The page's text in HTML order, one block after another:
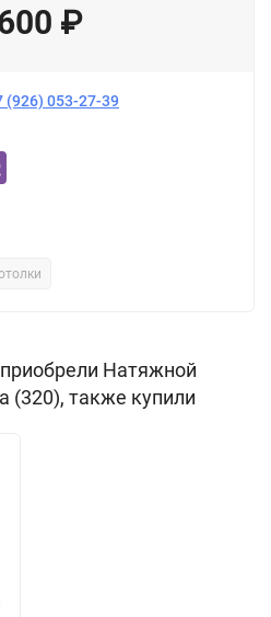
₽
(926) 053-27-39
Натяжной
(320), также купили